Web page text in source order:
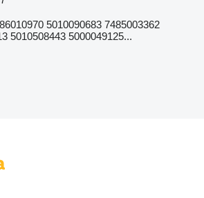
5010090683 7485003362
5010508443 5000049125...